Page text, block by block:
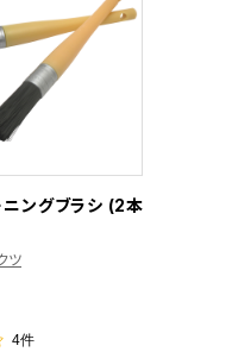
ニングブラシ (2本
ツ
4件